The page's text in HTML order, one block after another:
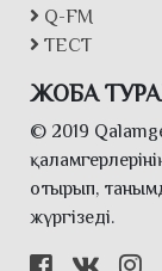
Q-FM
ТЕСТ
ЖОБА
© 2019
отырып,
жүргізеді.